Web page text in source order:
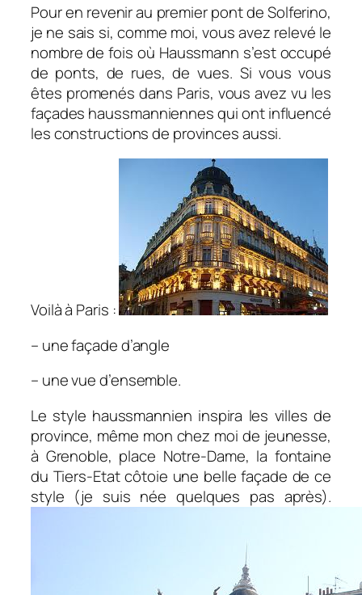
Pour en revenir au premier pont de Solferino,
je ne sais si, comme moi, vous avez relevé le
nombre de fois où Haussmann s’est occupé
de ponts, de rues, de vues. Si vous vous
êtes promenés dans Paris, vous avez vu les
façades haussmanniennes qui ont influencé
les constructions de provinces aussi.
Voilà à Paris :
– une façade d’angle
– une vue d’ensemble.
Le style haussmannien inspira les villes de
province, même mon chez moi de jeunesse,
à Grenoble, place Notre-Dame, la fontaine
du Tiers-Etat côtoie une belle façade de ce
style (je suis née quelques pas après).